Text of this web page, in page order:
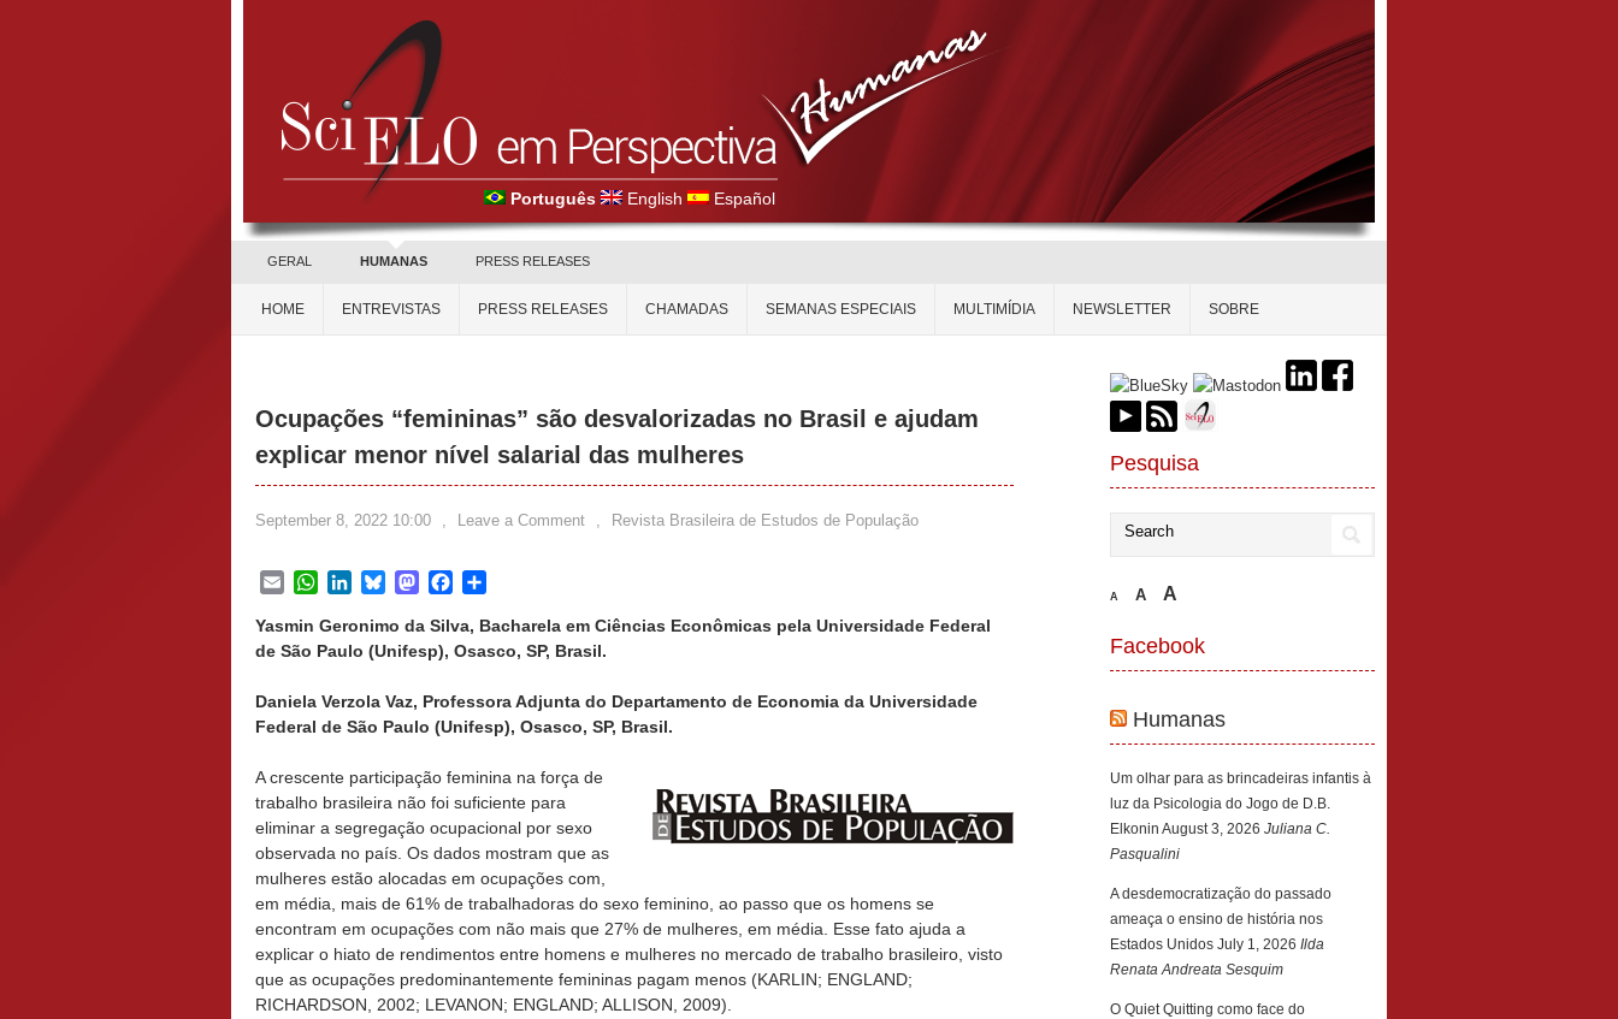
Português English Español
GERAL HUMANAS PRESS RELEASES
HOME ENTREVISTAS PRESS RELEASES CHAMADAS SEMANAS ESPECIAIS MULTIMÍDIA NEWSLETTER SOBRE
Ocupações “femininas” são desvalorizadas no Brasil e ajudam
explicar menor nível salarial das mulheres
September 8, 2022 10:00 , Leave a Comment , Revista Brasileira de Estudos de População
EmailWhatsApp
LinkedInBlueskyMastodonFacebook
Yasmin Geronimo da Silva, Bacharela em Ciências Econômicas pela Universidade Federal
de São Paulo (Unifesp), Osasco, SP, Brasil.
Daniela Verzola Vaz, Professora Adjunta do Departamento de Economia da Universidade
Federal de São Paulo (Unifesp), Osasco, SP, Brasil.
A crescente participação feminina na força de
trabalho brasileira não foi suficiente para
eliminar a segregação ocupacional por sexo
observada no país. Os dados mostram que as
mulheres estão alocadas em ocupações com,
em média, mais de 61% de trabalhadoras do sexo feminino, ao passo que os homens se
encontram em ocupações com não mais que 27% de mulheres, em média. Esse fato ajuda a
explicar o hiato de rendimentos entre homens e mulheres no mercado de trabalho brasileiro, visto
que as ocupações predominantemente femininas pagam menos (KARLIN; ENGLAND;
RICHARDSON, 2002; LEVANON; ENGLAND; ALLISON, 2009).
Pesquisa
A A A
Facebook
Humanas
Um olhar para as brincadeiras infantis à
luz da Psicologia do Jogo de D.B.
Elkonin August 3, 2026 Juliana C.
Pasqualini
A desdemocratização do passado
ameaça o ensino de história nos
Estados Unidos July 1, 2026 Ilda
Renata Andreata Sesquim
O Quiet Quitting como face do